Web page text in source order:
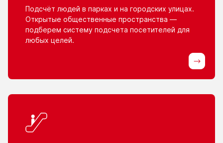
Подсчёт людей в парках и на городских улицах.
Открытые общественные пространства —
подберем систему подсчета посетителей для
любых целей.